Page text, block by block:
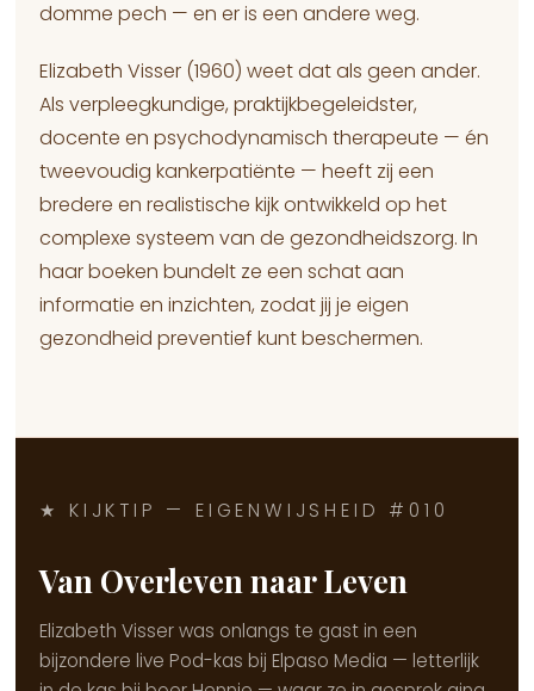
domme pech — en er is een andere weg.
Elizabeth Visser (1960) weet dat als geen ander.
Als verpleegkundige, praktijkbegeleidster,
docente en psychodynamisch therapeute — én
tweevoudig kankerpatiënte — heeft zij een
bredere en realistische kijk ontwikkeld op het
complexe systeem van de gezondheidszorg. In
haar boeken bundelt ze een schat aan
informatie en inzichten, zodat jij je eigen
gezondheid preventief kunt beschermen.
★ KIJKTIP — EIGENWIJSHEID #010
Van Overleven naar Leven
Elizabeth Visser was onlangs te gast in een
bijzondere live Pod-kas bij Elpaso Media — letterlijk